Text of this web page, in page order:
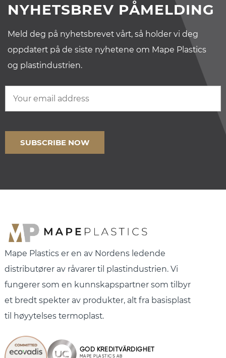
NYHETSBREV PÅMELDING
Meld deg på nyhetsbrevet vårt, så holder vi deg
oppdatert på de siste nyhetene om Mape Plastics
og plastindustrien.
Mape Plastics er en av Nordens ledende
distributører av råvarer til plastindustrien. Vi
fungerer som en kunnskapspartner som tilbyr
et bredt spekter av produkter, alt fra basisplast
til høyytelses termoplast.